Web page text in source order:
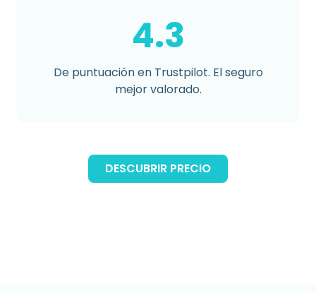
4.3
De puntuación en Trustpilot. El seguro
mejor valorado.
DESCUBRIR PRECIO